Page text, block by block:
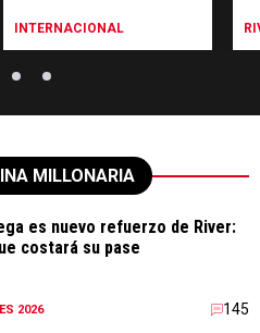
INTERNACIONAL
MILLONARIA
es nuevo refuerzo de River:
costará su pase
2026 145